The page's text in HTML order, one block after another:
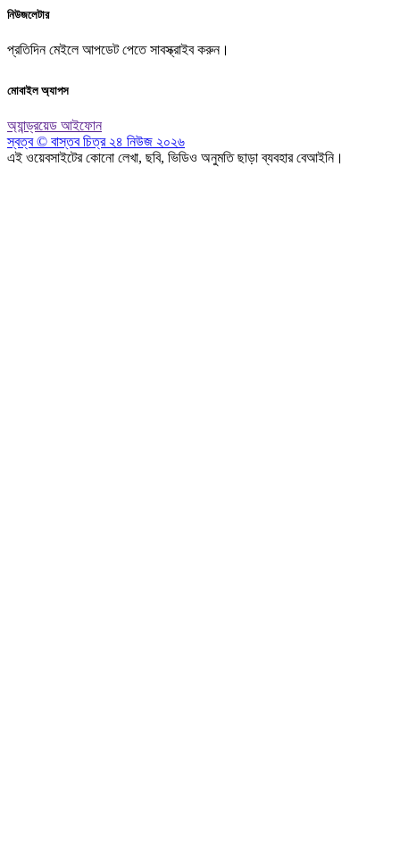
নিউজলেটার
প্রতিদিন মেইলে আপডেট পেতে সাবস্ক্রাইব করুন।
মোবাইল অ্যাপস
অ্যান্ড্রয়েড আইফোন
স্বত্ব © বাস্তব চিত্র ২৪ নিউজ ২০২৬
এই ওয়েবসাইটের কোনো লেখা, ছবি, ভিডিও অনুমতি ছাড়া ব্যবহার বেআইনি।